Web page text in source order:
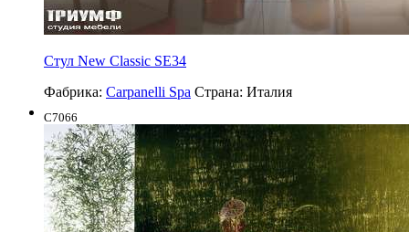
Cтул New Classic SE34
Фабрика: Carpanelli Spa Страна: Италия
C7066